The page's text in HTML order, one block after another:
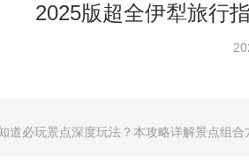
2025版超全伊犁旅行
必玩景点深度玩法？本攻略详解景点组